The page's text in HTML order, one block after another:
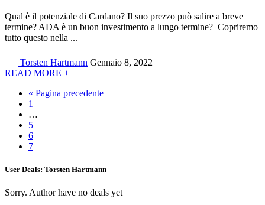
Qual è il potenziale di Cardano? Il suo prezzo può salire a breve
termine? ADA è un buon investimento a lungo termine? Copriremo
tutto questo nella ...
Torsten Hartmann Gennaio 8, 2022
READ MORE +
« Pagina precedente
1
…
5
6
7
User Deals: Torsten Hartmann
Sorry. Author have no deals yet